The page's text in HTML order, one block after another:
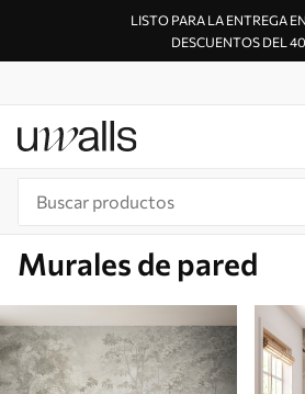
LISTO PARA LA ENTREGA
DESCUENTOS DEL
Murales de pared